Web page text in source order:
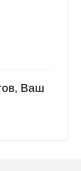
Ваш